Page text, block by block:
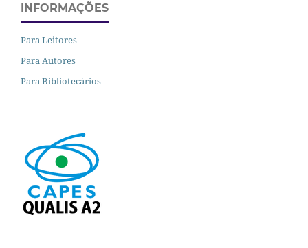
INFORMAÇÕES
Para Leitores
Para Autores
Para Bibliotecários